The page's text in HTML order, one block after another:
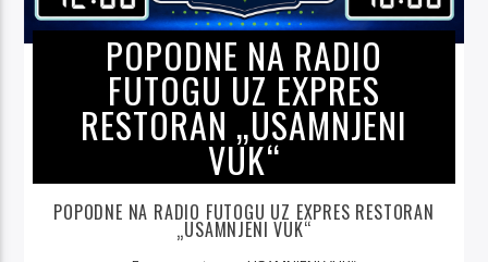
POPODNE NA RADIO
FUTOGU UZ EXPRES
RESTORAN „USAMNJENI
VUK“
POPODNE NA RADIO FUTOGU UZ EXPRES RESTORAN
„USAMNJENI VUK“